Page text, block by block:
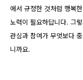
에서 규정한 것처럼 행복
노력이 필요하답니다. 그
관심과 참여가 무엇보다
니까요.